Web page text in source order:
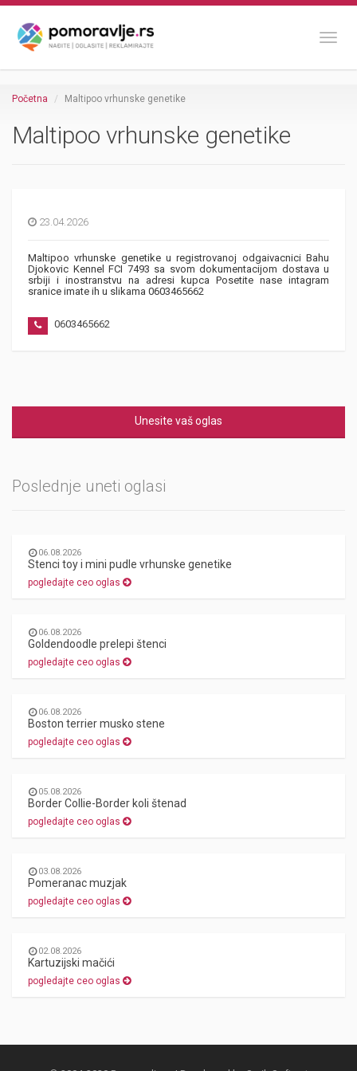
Početna Maltipoo vrhunske genetike
Maltipoo vrhunske genetike
23.04.2026
Maltipoo vrhunske genetike u registrovanoj odgaivacnici Bahu
Djokovic Kennel FCI 7493 sa svom dokumentacijom dostava u
srbiji i inostranstvu na adresi kupca Posetite nase intagram
sranice imate ih u slikama 0603465662
0603465662
Unesite vaš oglas
Poslednje uneti oglasi
06.08.2026
Stenci toy i mini pudle vrhunske genetike
pogledajte ceo oglas
06.08.2026
Goldendoodle prelepi štenci
pogledajte ceo oglas
06.08.2026
Boston terrier musko stene
pogledajte ceo oglas
05.08.2026
Border Collie-Border koli štenad
pogledajte ceo oglas
03.08.2026
Pomeranac muzjak
pogledajte ceo oglas
02.08.2026
Kartuzijski mačići
pogledajte ceo oglas